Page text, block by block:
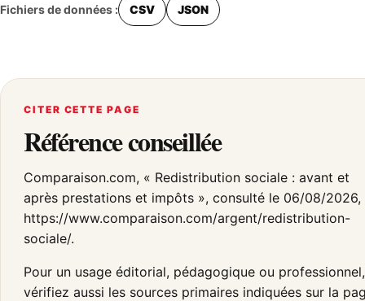
Fichiers de données : CSV JSON
CITER CETTE PAGE
Référence conseillée
Comparaison.com, « Redistribution sociale : avant et
après prestations et impôts », consulté le 06/08/2026,
https://www.comparaison.com/argent/redistribution-
sociale/.
Pour un usage éditorial, pédagogique ou professionnel,
vérifiez aussi les sources primaires indiquées sur la